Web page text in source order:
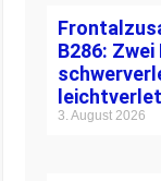
B286:
3. August 2026